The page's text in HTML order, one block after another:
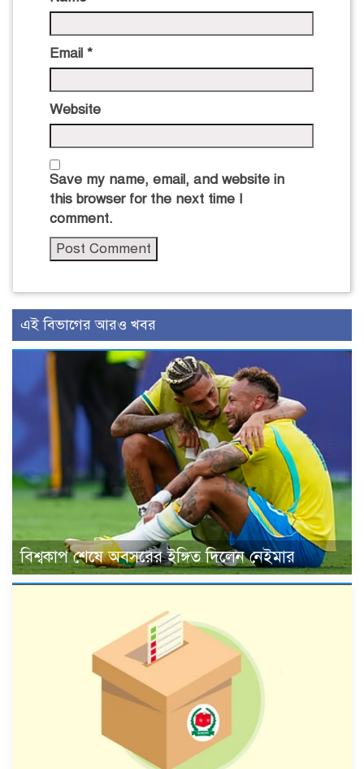
Email *
Website
Save my name, email, and website in
this browser for the next time I
comment.
এই বিভাগের আরও খবর
বিশ্বকাপ শেষে অবসরের ইঙ্গিত দিলেন নেইমার